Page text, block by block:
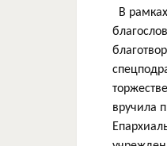
В
вручила